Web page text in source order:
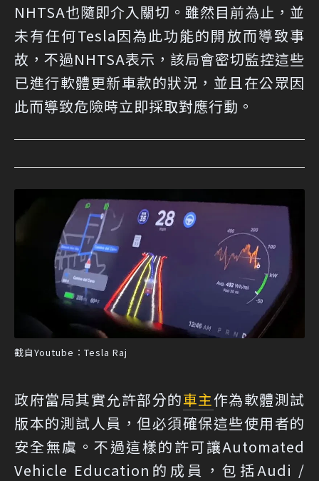
NHTSA也隨即介入關切。雖然目前為止，並
未有任何Tesla因為此功能的開放而導致事
故，不過NHTSA表示，該局會密切監控這些
已進行軟體更新車款的狀況，並且在公眾因
此而導致危險時立即採取對應行動。
截自Youtube：Tesla Raj
政府當局其實允許部分的車主作為軟體測試
版本的測試人員，但必須確保這些使用者的
安全無虞。不過這樣的許可讓Automated
Vehicle Education的成員，包括Audi /